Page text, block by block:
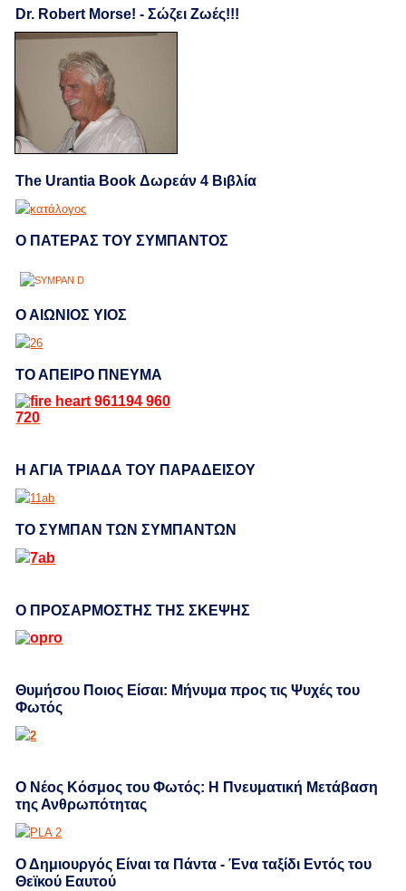
Dr. Robert Morse! - Σώζει Ζωές!!!
The Urantia Book Δωρεάν 4 Βιβλία
Ο ΠΑΤΕΡΑΣ ΤΟΥ ΣΥΜΠΑΝΤΟΣ
Ο ΑΙΩΝΙΟΣ ΥΙΟΣ
ΤΟ ΑΠΕΙΡΟ ΠΝΕΥΜΑ
Η ΑΓΙΑ ΤΡΙΑΔΑ ΤΟΥ ΠΑΡΑΔΕΙΣΟΥ
ΤΟ ΣΥΜΠΑΝ ΤΩΝ ΣΥΜΠΑΝΤΩΝ
Ο ΠΡΟΣΑΡΜΟΣΤΗΣ ΤΗΣ ΣΚΕΨΗΣ
Θυμήσου Ποιος Είσαι: Μήνυμα προς τις Ψυχές του
Φωτός
Ο Νέος Κόσμος του Φωτός: Η Πνευματική Μετάβαση
της Ανθρωπότητας
Ο Δημιουργός Είναι τα Πάντα - Ένα ταξίδι Εντός του
Θεϊκού Εαυτού